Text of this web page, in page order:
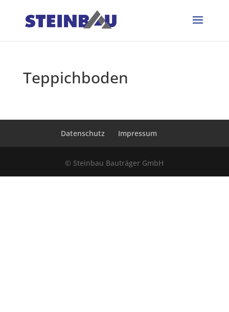
Teppichboden
Datenschutz Impressum
© Steinbau Bauträger GmbH